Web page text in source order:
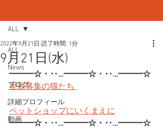
ALL
News
ブログ
詳細プロフィール
動画
ALL
9月21日(水)
2022年9月21日 読了時間: 1分
━━━☆・‥…━━━☆・‥…━━━☆
里親募集の猫たち
ペットショップにいくまえに
━━━☆・‥…━━━☆・‥…━━━☆